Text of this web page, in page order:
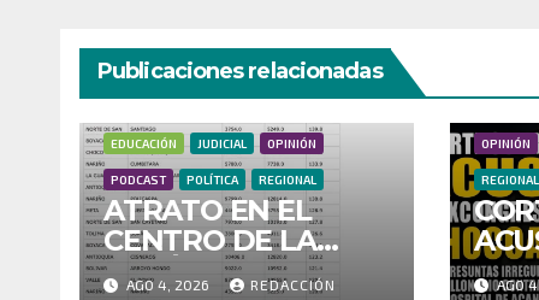
Publicaciones relacionadas
EDUCACIÓN JUDICIAL OPINIÓN
PODCAST POLÍTICA REGIONAL
ATRATO EN EL
CENTRO DE LA
POLÉMICA: PACTO
AGO 4, 2026 REDACCIÓN
OPINIÓN
REGIONAL
AGO